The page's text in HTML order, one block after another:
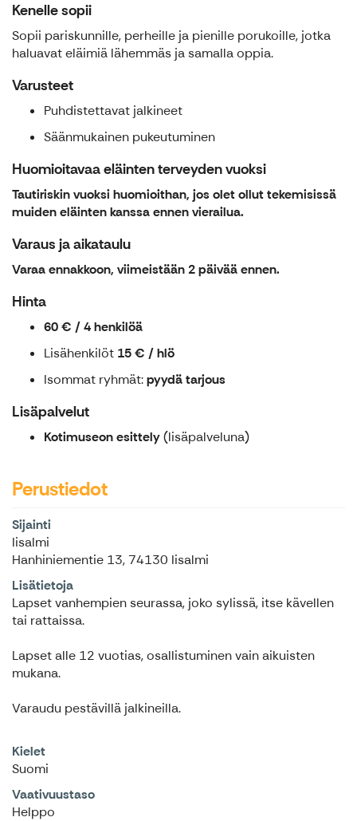
Kenelle sopii
Sopii pariskunnille, perheille ja pienille porukoille, jotka
haluavat eläimiä lähemmäs ja samalla oppia.
Varusteet
Puhdistettavat jalkineet
Säänmukainen pukeutuminen
Huomioitavaa eläinten terveyden vuoksi
Tautiriskin vuoksi huomioithan, jos olet ollut tekemisissä
muiden eläinten kanssa ennen vierailua.
Varaus ja aikataulu
Varaa ennakkoon, viimeistään 2 päivää ennen.
Hinta
60 € / 4 henkilöä
Lisähenkilöt 15 € / hlö
Isommat ryhmät:pyydä tarjous
Lisäpalvelut
Kotimuseon esittely(lisäpalveluna)
Perustiedot
Sijainti
Iisalmi
Hanhiniementie 13, 74130 Iisalmi
Lisätietoja
Lapset vanhempien seurassa, joko sylissä, itse kävellen
tai rattaissa.
Lapset alle 12 vuotias, osallistuminen vain aikuisten
mukana.
Varaudu pestävillä jalkineilla.
Kielet
Suomi
Vaativuustaso
Helppo